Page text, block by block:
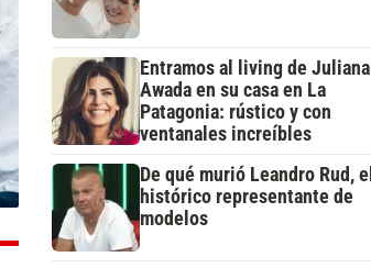
Entramos al living de Juliana
Awada en su casa en La
Patagonia: rústico y con
ventanales increíbles
De qué murió Leandro Rud, el
histórico representante de
modelos